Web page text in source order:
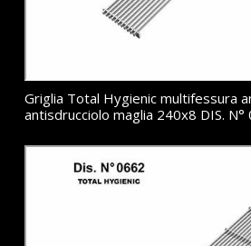
Griglia Total Hygienic multifessura
antisdrucciolo maglia 240x8 DIS. N°